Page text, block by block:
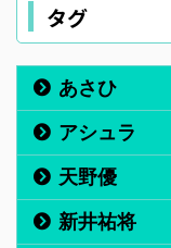
タグ
あさひ
アシュラ
天野優
新井祐将